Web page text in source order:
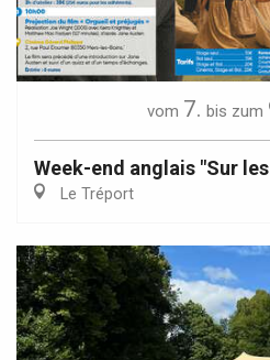
vom 7. bis zum
Week-end anglais "Sur
Le Tréport